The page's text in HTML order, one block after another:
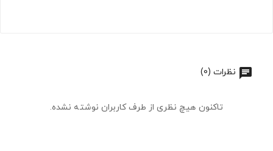
نظرات (0)
تاکنون هیچ نظری از طرف کاربران نوشته نشده.